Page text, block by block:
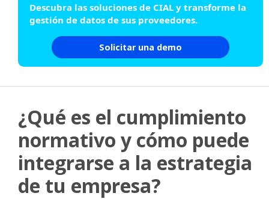
Descubra las soluciones de CIAL y transforme la
gestión de datos de sus proveedores.
Solicitar una demo
¿Qué es el cumplimiento
normativo y cómo puede
integrarse a la estrategia
de tu empresa?